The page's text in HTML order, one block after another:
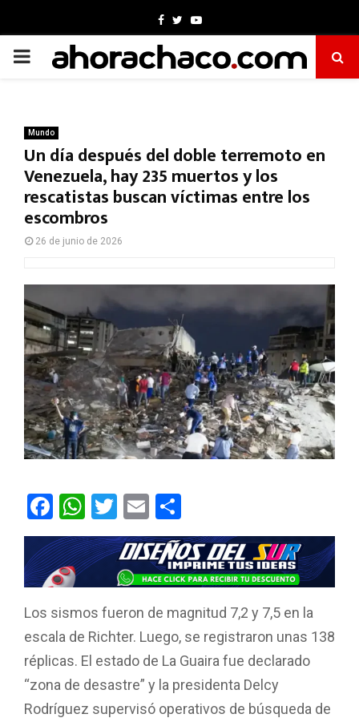
Facebook
TwitterYoutube
PRIMARY
Mundo
Un día después del doble terremoto en
Venezuela, hay 235 muertos y los
rescatistas buscan víctimas entre los
escombros
26 de junio de 2026
F
a
ce
b
o
o
k
W
h
at
s
A
p
p
T
wi
tt
er
E
m
ail
o
m
p
ar
tir
Los sismos fueron de magnitud 7,2 y 7,5 en la
escala de Richter. Luego, se registraron unas 138
réplicas. El estado de La Guaira fue declarado
“zona de desastre” y la presidenta Delcy
Rodríguez supervisó operativos de búsqueda de